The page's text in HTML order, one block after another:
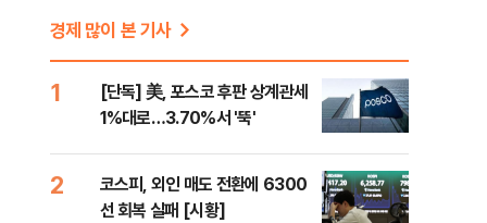
경제 많이 본 기사
1
[단독] 美, 포스코 후판 상계관세
1%대로…3.70%서 '뚝'
2
코스피, 외인 매도 전환에 6300
선 회복 실패 [시황]